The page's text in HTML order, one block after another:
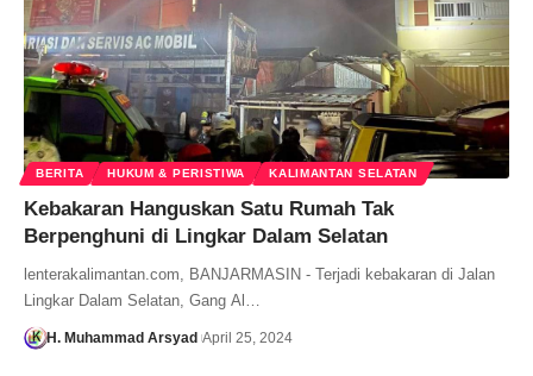
BERITA HUKUM & PERISTIWA KALIMANTAN SELATAN
Kebakaran Hanguskan Satu Rumah Tak
Berpenghuni di Lingkar Dalam Selatan
lenterakalimantan.com, BANJARMASIN - Terjadi kebakaran di Jalan
Lingkar Dalam Selatan, Gang Al…
H. Muhammad Arsyad April 25, 2024